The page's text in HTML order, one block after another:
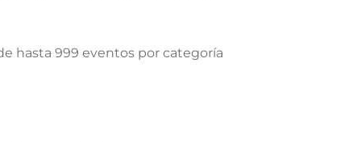
hasta 999 eventos por categoría